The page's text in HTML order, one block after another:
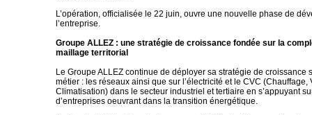
L’opération, officialisée le 22 juin, ouvre une nouvelle phase de
l’entreprise.
Groupe ALLEZ : une stratégie de croissance fondée sur la
maillage territorial
Le Groupe ALLEZ continue de déployer sa stratégie de croissance
métier : les réseaux ainsi que sur l’électricité et le CVC (Chauffage,
Climatisation) dans le secteur industriel et tertiaire en s’appuyant
d’entreprises oeuvrant dans la transition énergétique.